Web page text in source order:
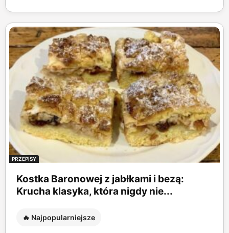
PRZEPISY
Kostka Baronowej z jabłkami i bezą:
Krucha klasyka, która nigdy nie...
🔥 Najpopularniejsze